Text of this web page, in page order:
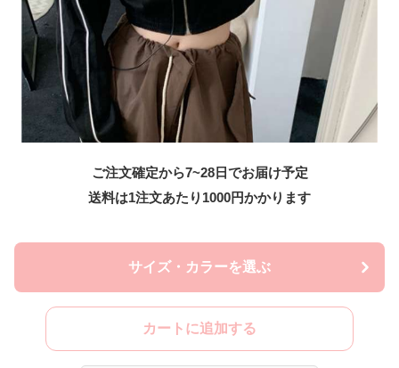
ご注文確定から7~28日でお届け予定
送料は1注文あたり 1000円かかります
サイズ・カラーを選ぶ
カートに追加する